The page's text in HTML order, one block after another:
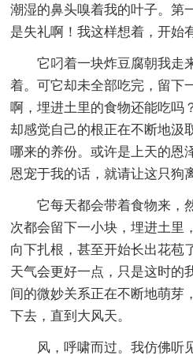
潮湿的鼻头嗅着我的叶子。第
是失礼啊！我这样想着，开始
它叼着一块炸豆腐朝我走
着。可它却未全部吃完，留下
啊，埋进土里的食物还能吃吗
却感觉自己的根正在不断地汲
哪来的养份。或许是上天的恩
恩宠于我的话，就请让这只狗
它每天都会带着食物来，
次都会留下一小块，埋进土里
向下扎根，甚至开始长出花苞
天气会更好一点，只是这时的
间的微妙关系正在不断地萌芽
下去，直到大风天。
风，呼啸而过。我仿佛听